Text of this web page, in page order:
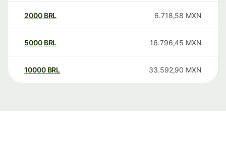
2000 BRL 6.718,58 MXN
5000 BRL 16.796,45 MXN
10000 BRL 33.592,90 MXN